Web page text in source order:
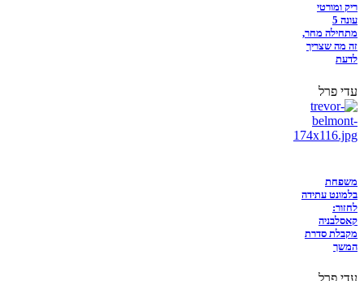
ריק ומורטי
עונה 5
מתחילה מחר,
זה מה שצריך
לדעת
עדי פרל
משפחת
בלמונט עתידה
לחזור:
קאסלבניה
מקבלת סדרת
המשך
עדי פרל